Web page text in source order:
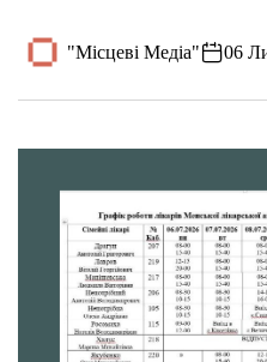
"Місцеві Медіа" 06